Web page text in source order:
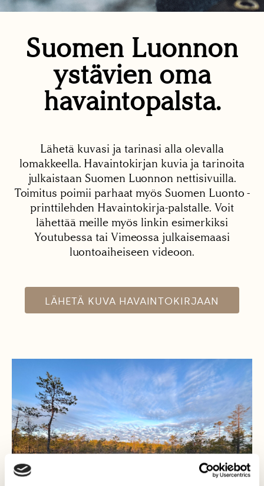
Suomen Luonnon
ystävien oma
havaintopalsta.
Lähetä kuvasi ja tarinasi alla olevalla
lomakkeella. Havaintokirjan kuvia ja tarinoita
julkaistaan Suomen Luonnon nettisivuilla.
Toimitus poimii parhaat myös Suomen Luonto -
printtilehden Havaintokirja-palstalle. Voit
lähettää meille myös linkin esimerkiksi
Youtubessa tai Vimeossa julkaisemaasi
luontoaiheiseen videoon.
LÄHETÄ KUVA HAVAINTOKIRJAAN